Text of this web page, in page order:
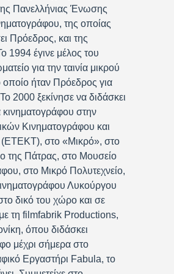
Πανελλήνιας Ένωσης
της οποίας
Πρόεδρος, και της
1994 έγινε μέλος του
για την ταινία μικρού
ήταν Πρόεδρος για
2000 ξεκίνησε να διδάσκει
κινηματογράφου στην
Κινηματογράφου και
στο «Μικρό», στο
της Πάτρας, στο Μουσείο
στο Μικρό Πολυτεχνείο,
Λυκούργου
δικό του χώρο και σε
τη filmfabrik Productions,
όπου διδάσκει
μέχρι σήμερα στο
Εργαστήρι Fabula, το